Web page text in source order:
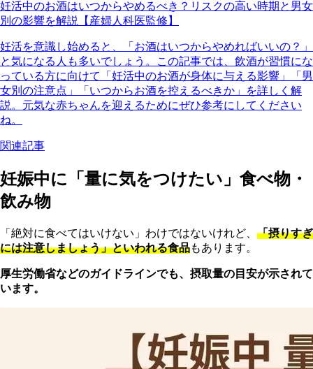
妊活中のお酒はいつからやめるべき？リスクの高い時期と男女
別の影響を解説【産婦人科医監修】
妊活を意識し始めると、「お酒はいつからやめればいいの？」
と気になる人も多いでしょう。この記事では、飲酒が習慣にな
っている方に向けて「妊活中のお酒が身体に与える影響」「男
女別の注意点」「いつからお酒を控えるべきか」を詳しく解
説。元気な赤ちゃんを迎えるためにぜひ参考にしてください
ね。
関連記事
妊娠中に「量に気をつけたい」食べ物・
飲み物
「絶対に食べてはいけない」わけではないけれど、 「摂りすぎ
には注意しましょう」といわれる食品もあります。
厚生労働省などのガイドラインでも、摂取量の目安が示されて
います。